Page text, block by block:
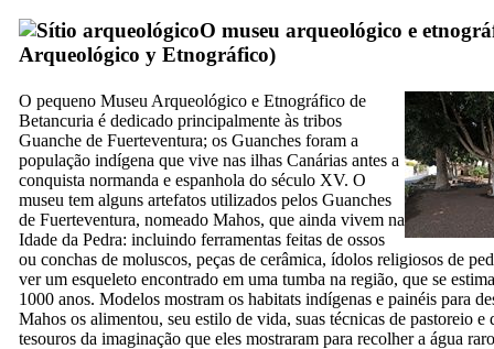
O museu arqueológico e
Arqueológico y Etnográfico)
O pequeno Museu Arqueológico e Etnográfico de
Betancuria é dedicado principalmente às tribos
Guanche de Fuerteventura; os Guanches foram a
população indígena que vive nas ilhas Canárias antes a
conquista normanda e espanhola do século XV. O
museu tem alguns artefatos utilizados pelos Guanches
de Fuerteventura, nomeado Mahos, que ainda vivem na
Idade da Pedra: incluindo ferramentas feitas de ossos
ou conchas de moluscos, peças de cerâmica, ídolos religiosos de
ver um esqueleto encontrado em uma tumba na região, que se
1000 anos. Modelos mostram os habitats indígenas e painéis para
Mahos os alimentou, seu estilo de vida, suas técnicas de pastoreio e
tesouros da imaginação que eles mostraram para recolher a água